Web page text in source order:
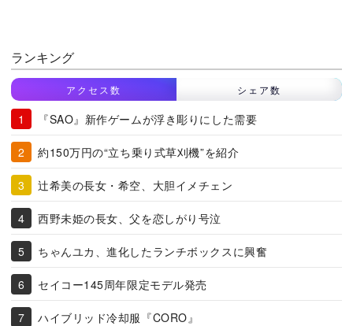
ランキング
アクセス数 シェア数
『SAO』新作ゲームが浮き彫りにした需要
約150万円の“立ち乗り式草刈機”を紹介
辻希美の長女・希空、大胆イメチェン
西野未姫の長女、父を恋しがり号泣
ちゃんユカ、進化したランチボックスに興奮
セイコー145周年限定モデル発売
ハイブリッド冷却服『CORO』